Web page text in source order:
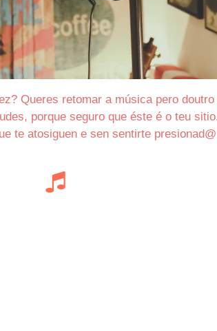
Queres retomar a música pero
porque seguro que éste é o teu
te atosiguen e sen sentirte